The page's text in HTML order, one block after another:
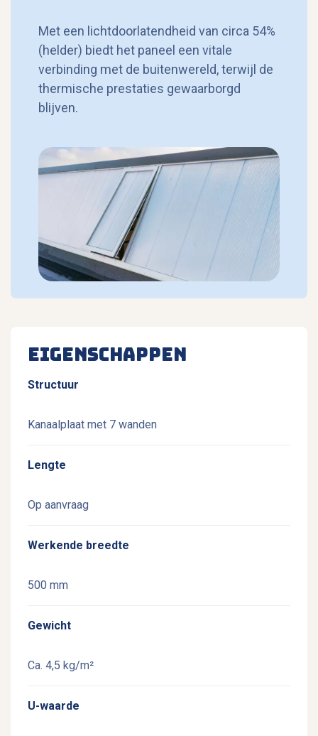
Met een lichtdoorlatendheid van circa 54%
(helder) biedt het paneel een vitale
verbinding met de buitenwereld, terwijl de
thermische prestaties gewaarborgd
blijven.
Eigenschappen
Structuur
Kanaalplaat met 7 wanden
Lengte
Op aanvraag
Werkende breedte
500 mm
Gewicht
Ca. 4,5 kg/m²
U-waarde